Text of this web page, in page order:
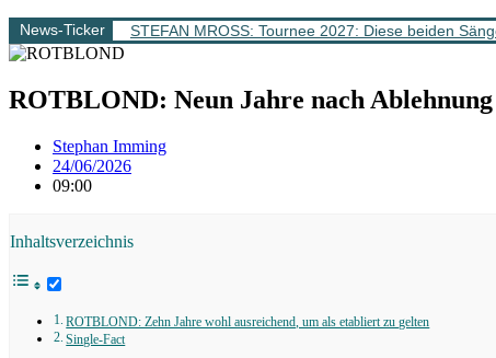
News-Ticker STEFAN MROSS: Tournee 2027: Diese beiden
ROTBLOND: Neun Jahre nach
Stephan Imming
24/06/2026
09:00
Inhaltsverzeichnis
ROTBLOND: Zehn Jahre wohl ausreichend, um als etabliert zu gelten
Single-Fact